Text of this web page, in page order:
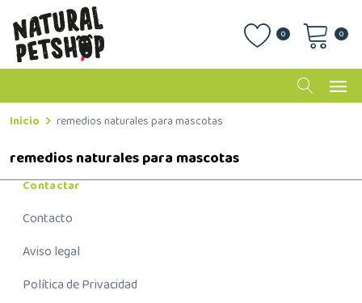
0 0
Inicio remedios naturales para mascotas
remedios naturales para mascotas
Contactar
Contacto
Aviso legal
Política de Privacidad